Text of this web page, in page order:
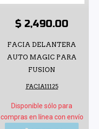
$ 2,490.00
FACIA DELANTERA
AUTO MAGIC PARA
FUSION
FACIA11125
Disponible sólo para
compras en línea con envío